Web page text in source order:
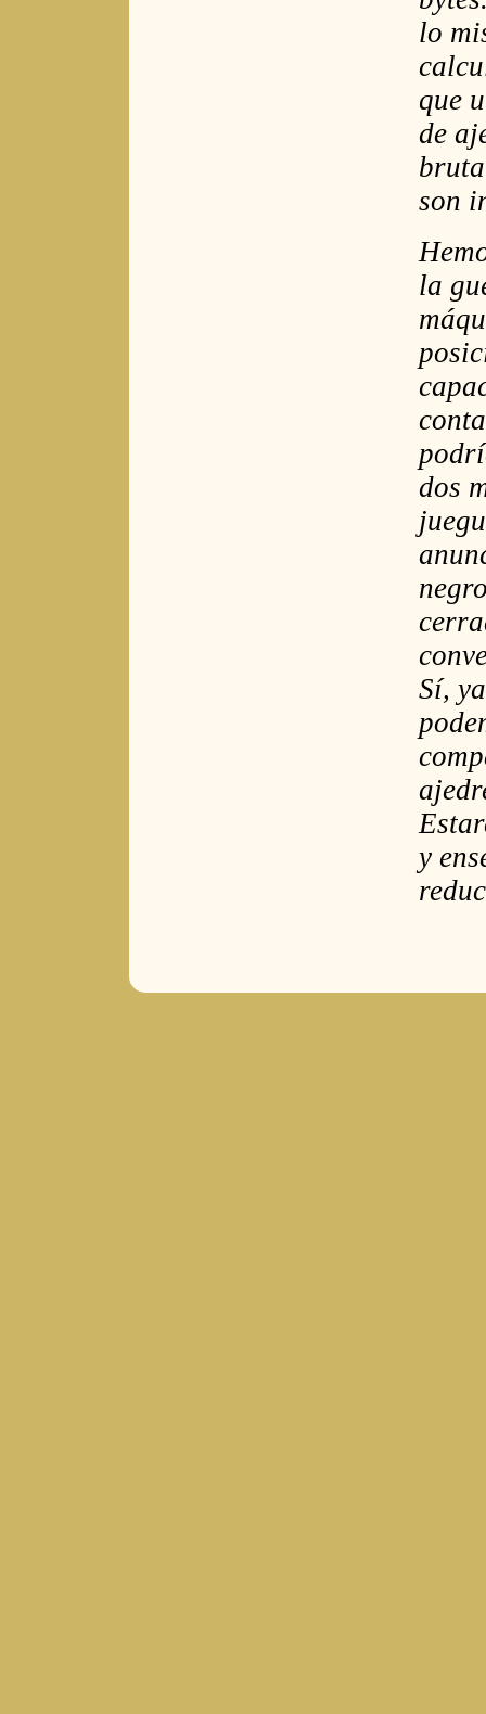
lo
que
de
son
la
dos
Sí,
y